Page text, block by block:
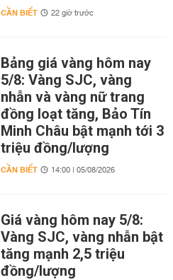
CẦN BIẾT 22 giờ trước
Bảng giá vàng hôm nay
5/8: Vàng SJC, vàng
nhẫn và vàng nữ trang
đồng loạt tăng, Bảo Tín
Minh Châu bật mạnh tới 3
triệu đồng/lượng
CẦN BIẾT 14:00 | 05/08/2026
Giá vàng hôm nay 5/8:
Vàng SJC, vàng nhẫn bật
tăng mạnh 2,5 triệu
đồng/lượng